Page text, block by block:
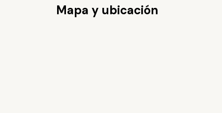
Mapa y ubicación